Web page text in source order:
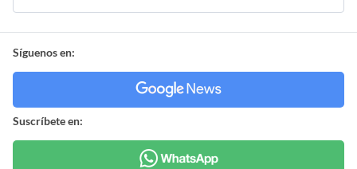
Síguenos en:
Suscríbete en: